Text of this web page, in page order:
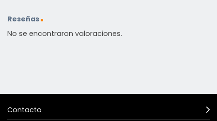
Reseñas
No se encontraron valoraciones.
Contacto